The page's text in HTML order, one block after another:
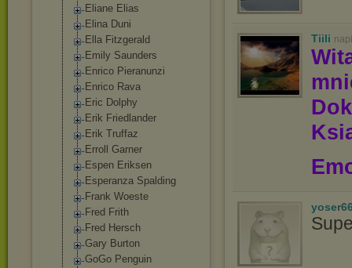
Eliane Elias
Elina Duni
Ella Fitzgerald
Emily Saunders
Enrico Pieranunzi
Enrico Rava
Eric Dolphy
Erik Friedlander
Erik Truffaz
Erroll Garner
Espen Eriksen
Esperanza Spalding
Frank Woeste
Fred Frith
Fred Hersch
Gary Burton
GoGo Penguin
Tiili